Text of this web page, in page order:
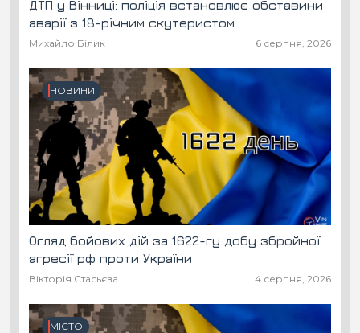
ДТП у Вінниці: поліція встановлює обставини
аварії з 18-річним скутеристом
Михайло Білик 6 серпня, 2026
НОВИНИ
Огляд бойових дій за 1622-гу добу збройної
агресії рф проти України
Вікторія Стасьєва 4 серпня, 2026
МІСТО